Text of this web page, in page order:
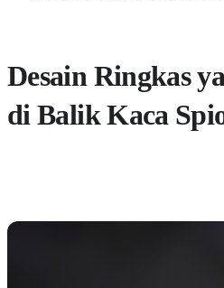
Desain Ringkas
di Balik Kaca